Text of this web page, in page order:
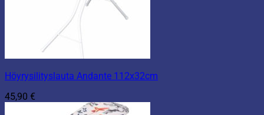
Höyrysilityslauta Andante 112x32cm
45,90 €